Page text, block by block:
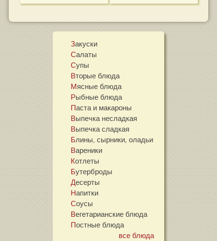
Закуски
Салаты
Супы
Вторые блюда
Мясные блюда
Рыбные блюда
Паста и макароны
Выпечка несладкая
Выпечка сладкая
Блины, сырники, оладьи
Вареники
Котлеты
Бутерброды
Десерты
Напитки
Соусы
Вегетарианские блюда
Постные блюда
все блюда